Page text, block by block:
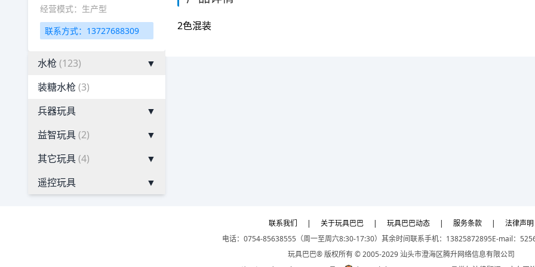
经营模式：生产型
联系方式：13727688309
水枪 (123)
▼
装糖水枪 (3)
兵器玩具
▼
益智玩具(2)
▼
其它玩具(4)
▼
遥控玩具
▼
2色混装
联系我们 | 关于玩具巴巴 | 玩具巴巴动态 | 服务条款 |
法律声明
电话：0754-85638555（周一至周六8:30-17:30） 其余时间联系手机：13825872895E-mail：
玩具巴巴® 版权所有 © 2005-2029 汕头市澄海区腾升网络信息有限公司